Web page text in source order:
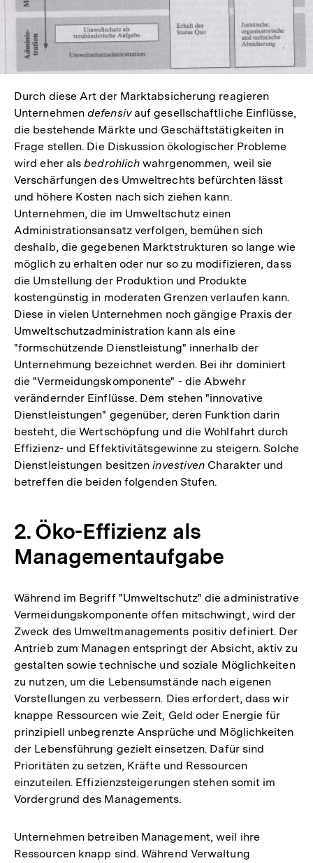
Durch diese Art der Marktabsicherung reagieren
Unternehmendefensivauf gesellschaftliche Einflüsse,
die bestehende Märkte und Geschäftstätigkeiten in
Frage stellen. Die Diskussion ökologischer Probleme
wird eher alsbedrohlich wahrgenommen, weil sie
Verschärfungen des Umweltrechts befürchten lässt
und höhere Kosten nach sich ziehen kann.
Unternehmen, die im Umweltschutz einen
Administrationsansatz verfolgen, bemühen sich
deshalb, die gegebenen Marktstrukturen so lange wie
möglich zu erhalten oder nur so zu modifizieren, dass
die Umstellung der Produktion und Produkte
kostengünstig in moderaten Grenzen verlaufen kann.
Diese in vielen Unternehmen noch gängige Praxis der
Umweltschutzadministration kann als eine
"formschützende Dienstleistung" innerhalb der
Unternehmung bezeichnet werden. Bei ihr dominiert
die "Vermeidungskomponente" - die Abwehr
verändernder Einflüsse. Dem stehen "innovative
Dienstleistungen" gegenüber, deren Funktion darin
besteht, die Wertschöpfung und die Wohlfahrt durch
Effizienz- und Effektivitätsgewinne zu steigern. Solche
Dienstleistungen besitzeninvestiven Charakter und
betreffen die beiden folgenden Stufen.
2. Öko-Effizienz als
Managementaufgabe
Während im Begriff "Umweltschutz" die administrative
Vermeidungskomponente offen mitschwingt, wird der
Zweck des Umweltmanagements positiv definiert. Der
Antrieb zum Managen entspringt der Absicht, aktiv zu
gestalten sowie technische und soziale Möglichkeiten
zu nutzen, um die Lebensumstände nach eigenen
Vorstellungen zu verbessern. Dies erfordert, dass wir
knappe Ressourcen wie Zeit, Geld oder Energie für
prinzipiell unbegrenzte Ansprüche und Möglichkeiten
der Lebensführung gezielt einsetzen. Dafür sind
Prioritäten zu setzen, Kräfte und Ressourcen
einzuteilen. Effizienzsteigerungen stehen somit im
Vordergrund des Managements.
Unternehmen betreiben Management, weil ihre
Ressourcen knapp sind. Während Verwaltung